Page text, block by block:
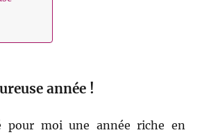
année !
pour moi une année riche en